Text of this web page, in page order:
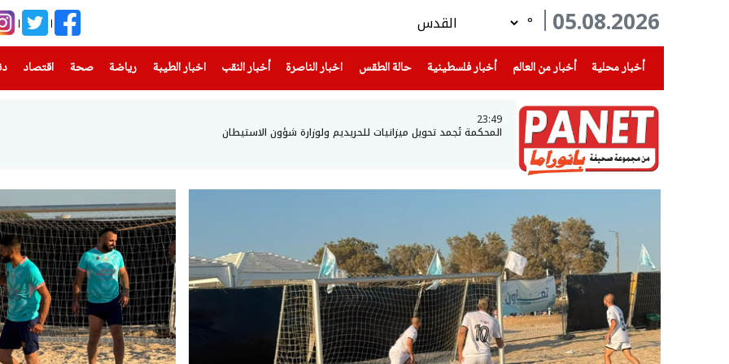
05.08.2026
°
أخبار محلية
(current) أخبار من العالم أخبار فلسطينية(current) حالة الطقس اخبار الناصرة
(current) أخبار النقب
(current) اخبار الطيبة
(current) رياضة(current) صحة
(current) اقتصاد
(current)
23:49
المحكمة تُجمد تحويل ميزانيات للحريديم ولوزارة شؤون الاستيطان